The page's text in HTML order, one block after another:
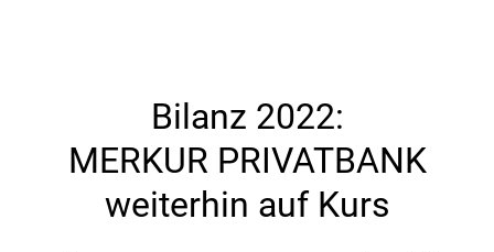
Bilanz 2022:
MERKUR PRIVATBANK
weiterhin auf Kurs